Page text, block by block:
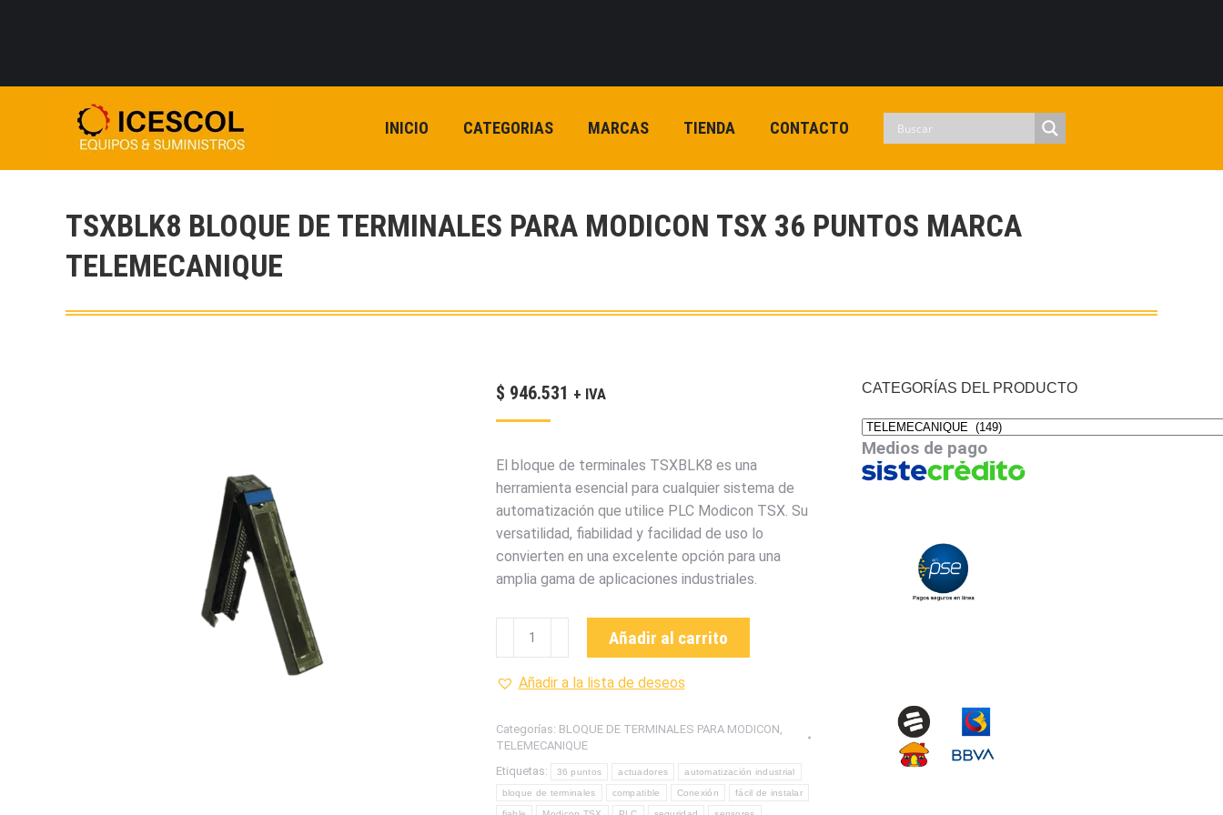
INICIO CATEGORIAS MARCAS TIENDA CONTACTO
TSXBLK8 BLOQUE DE TERMINALES PARA MODICON TSX 36 PUNTOS MARCA
TELEMECANIQUE
$ 946.531 + IVA
El bloque de terminales TSXBLK8 es una
herramienta esencial para cualquier sistema de
automatización que utilice PLC Modicon TSX. Su
versatilidad, fiabilidad y facilidad de uso lo
convierten en una excelente opción para una
amplia gama de aplicaciones industriales.
TSXBLK8
DE
MODICON
TSX
36
PUNTOS
Añadir al carrito
Añadir a la lista de deseos
Categorías: BLOQUE DE TERMINALES PARA MODICON,
TELEMECANIQUE
Etiquetas:
36 puntos actuadores automatización industrial
bloque de terminales compatible Conexión fácil de instalar
CATEGORÍAS DEL PRODUCTO
Medios de pago